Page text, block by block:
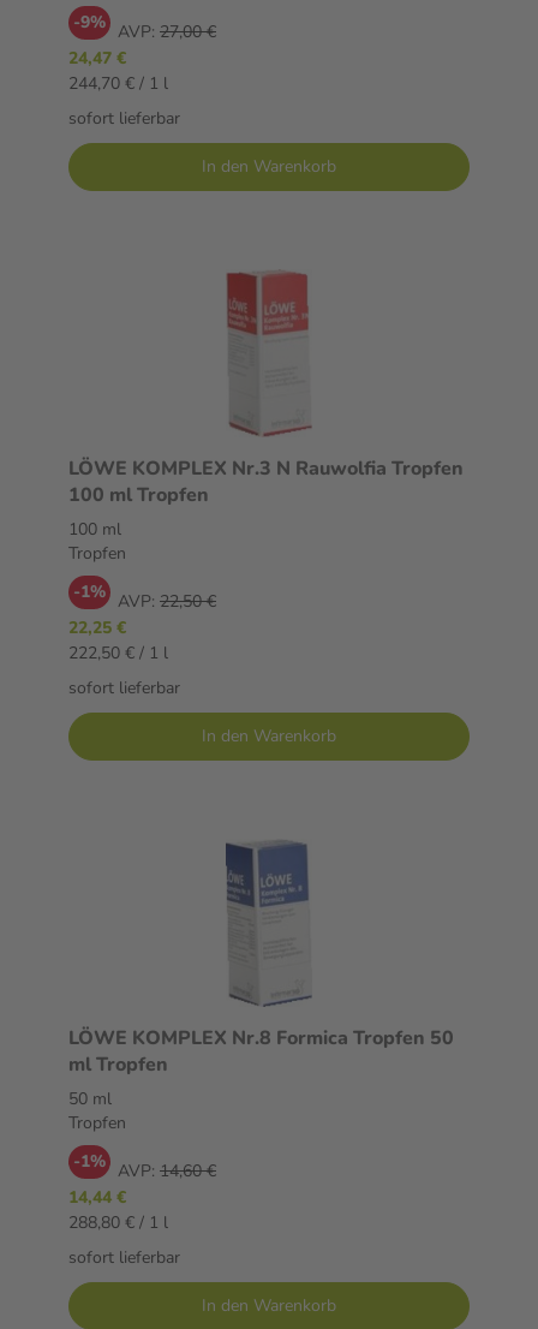
-9% AVP: 27,00 €
24,47 €
244,70 € / 1 l
sofort lieferbar
In den Warenkorb
LÖWE KOMPLEX Nr.3 N Rauwolfia Tropfen
100 ml Tropfen
100 ml
Tropfen
-1% AVP: 22,50 €
22,25 €
222,50 € / 1 l
sofort lieferbar
In den Warenkorb
LÖWE KOMPLEX Nr.8 Formica Tropfen 50
ml Tropfen
50 ml
Tropfen
-1% AVP: 14,60 €
14,44 €
288,80 € / 1 l
sofort lieferbar
In den Warenkorb